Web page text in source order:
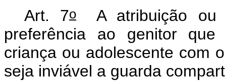
Art. 7oA atribuição ou
preferência ao genitor
criança ou adolescente com
seja inviável a guarda